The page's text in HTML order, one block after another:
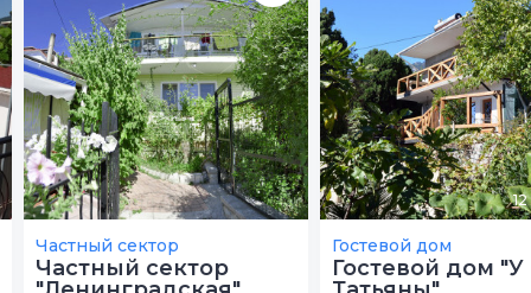
Частный сектор
Частный сектор
12
Гостевой дом
Гостевой дом "У